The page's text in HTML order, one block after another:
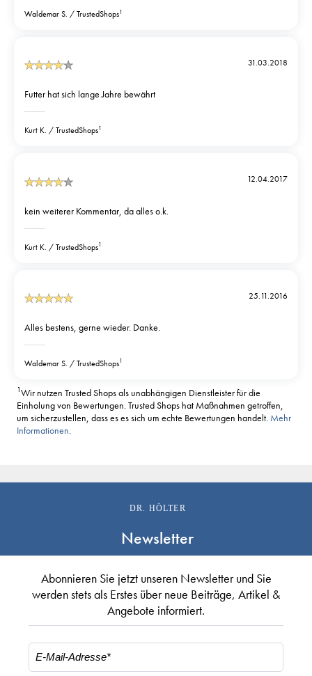
Waldemar S. TrustedShops1
31.03.2018
Futter hat sich lange Jahre bewährt
Kurt K. TrustedShops1
12.04.2017
kein weiterer Kommentar, da alles o.k.
Kurt K. TrustedShops1
25.11.2016
Alles bestens, gerne wieder. Danke.
Waldemar S. TrustedShops1
1Wir nutzen Trusted Shops als unabhängigen Dienstleister für die
Einholung von Bewertungen. Trusted Shops hat Maßnahmen getroffen,
um sicherzustellen, dass es es sich um echte Bewertungen handelt. Mehr
Informationen.
DR. HÖLTER
Newsletter
Abonnieren Sie jetzt unseren Newsletter und Sie
werden stets als Erstes über neue Beiträge, Artikel &
Angebote informiert.